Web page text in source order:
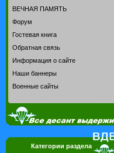
ВЕЧНАЯ ПАМЯТЬ
Форум
Гостевая книга
Обратная связь
Информация о сайте
Наши баннеры
Военные сайты
Категории раздела